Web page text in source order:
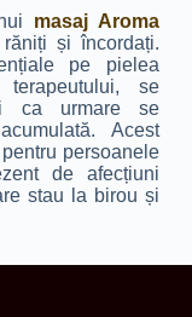
masaj Aroma
și încordați.
pe pielea
se
ca urmare se
Acest
persoanele
de afecțiuni
stau la birou și